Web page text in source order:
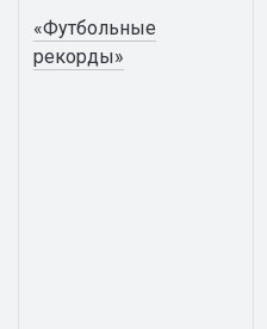
«Футбольные
рекорды»